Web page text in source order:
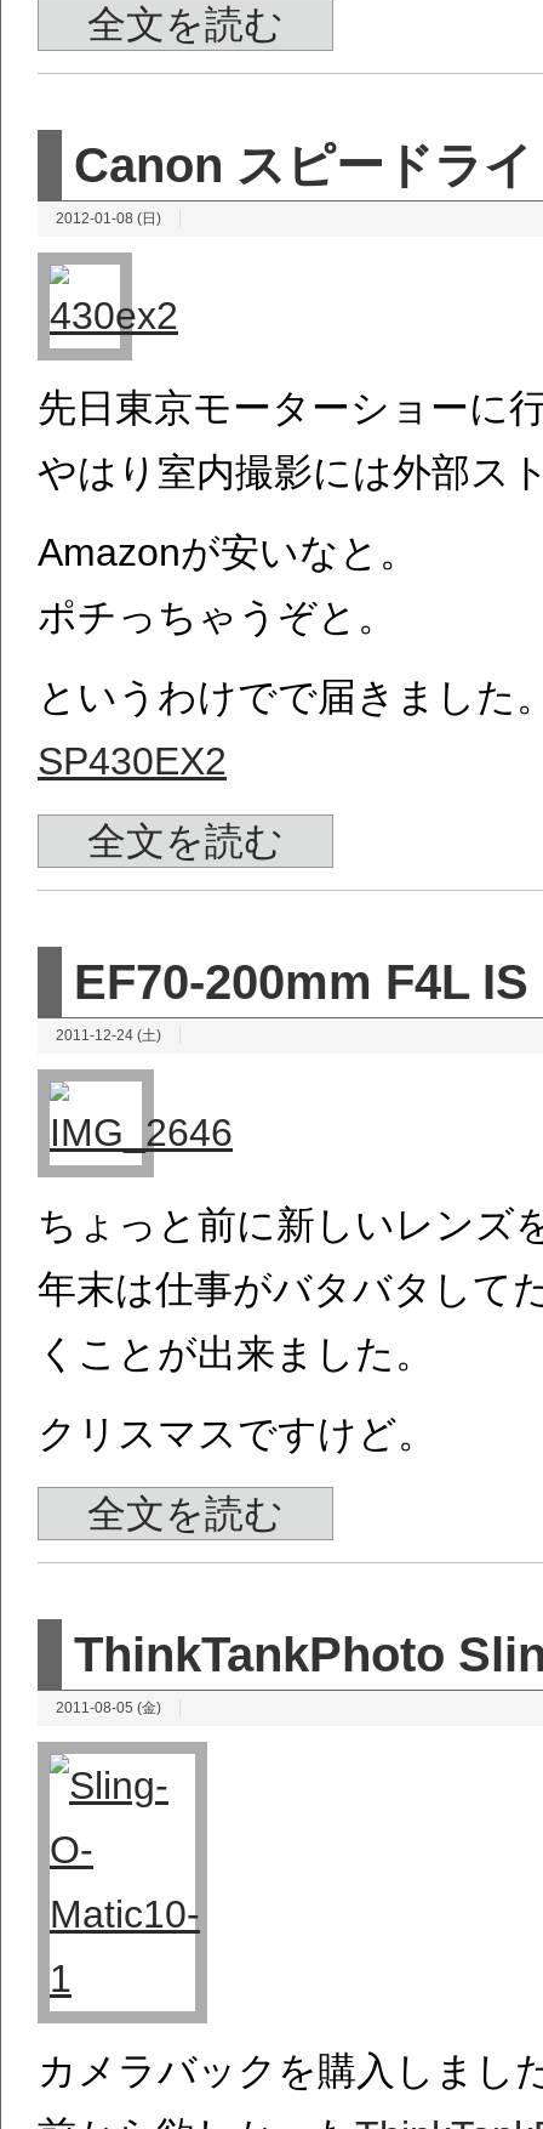
全文を読む
Canon スピードラ
2012-01-08 (日)
先日東京モーターショーに
やはり室内撮影には外部ス
Amazonが安いなと。
ポチっちゃうぞと。
というわけでで届きました
SP430EX2
全文を読む
EF70-200mm F4L IS
2011-12-24 (土)
ちょっと前に新しいレンズ
年末は仕事がバタバタして
くことが出来ました。
クリスマスですけど。
全文を読む
ThinkTankPhoto
2011-08-05 (金)
カメラバックを購入しまし